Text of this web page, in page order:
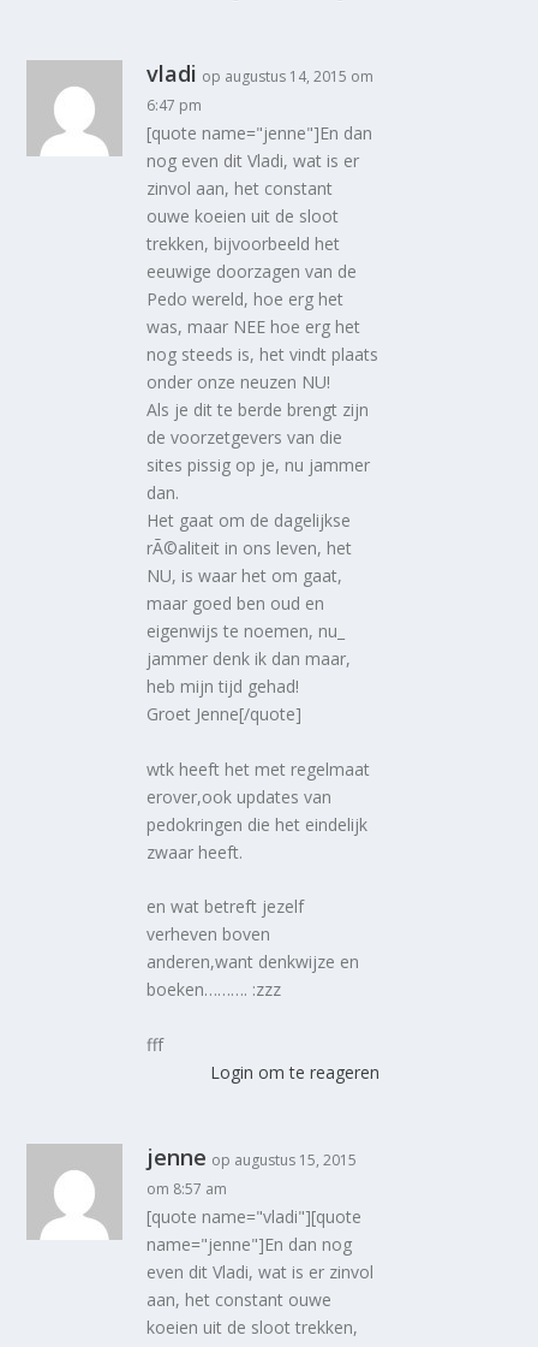
vladi op augustus 14, 2015 om
6:47 pm
[quote name="jenne"]En dan
nog even dit Vladi, wat is er
zinvol aan, het constant
ouwe koeien uit de sloot
trekken, bijvoorbeeld het
eeuwige doorzagen van de
Pedo wereld, hoe erg het
was, maar NEE hoe erg het
nog steeds is, het vindt plaats
onder onze neuzen NU!
Als je dit te berde brengt zijn
de voorzetgevers van die
sites pissig op je, nu jammer
dan.
Het gaat om de dagelijkse
rÃ©aliteit in ons leven, het
NU, is waar het om gaat,
maar goed ben oud en
eigenwijs te noemen, nu_
jammer denk ik dan maar,
heb mijn tijd gehad!
Groet Jenne[/quote]
wtk heeft het met regelmaat
erover,ook updates van
pedokringen die het eindelijk
zwaar heeft.
en wat betreft jezelf
verheven boven
anderen,want denkwijze en
boeken………. :zzz
fff
Login om te reageren
jenne op augustus 15, 2015
om 8:57 am
[quote name="vladi"][quote
name="jenne"]En dan nog
even dit Vladi, wat is er zinvol
aan, het constant ouwe
koeien uit de sloot trekken,